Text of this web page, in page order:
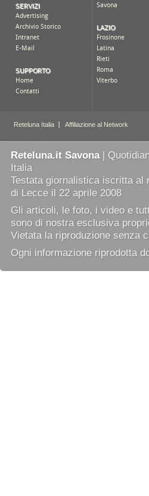
Reteluna.it Savona|
Italia
Testata giornalistica iscritta al
di Lecce il 22 aprile 2008
Gli articoli, le foto, i video e
sono di nostra esclusiva
Vietata la riproduzione senza
Ogni informazione riprodotta